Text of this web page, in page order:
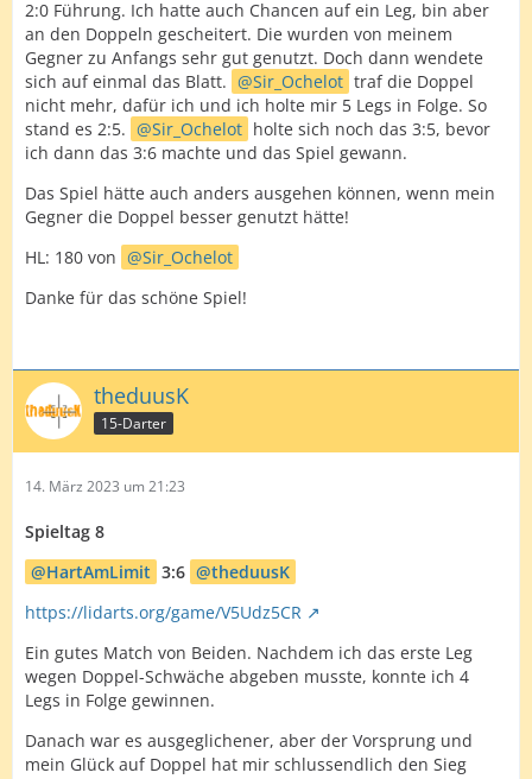
2:0 Führung. Ich hatte auch Chancen auf ein Leg, bin aber
an den Doppeln gescheitert. Die wurden von meinem
Gegner zu Anfangs sehr gut genutzt. Doch dann wendete
sich auf einmal das Blatt.
Sir_Ochelot traf die Doppel
nicht mehr, dafür ich und ich holte mir 5 Legs in Folge. So
stand es 2:5.
Sir_Ochelot holte sich noch das 3:5, bevor
ich dann das 3:6 machte und das Spiel gewann.
Das Spiel hätte auch anders ausgehen können, wenn mein
Gegner die Doppel besser genutzt hätte!
HL: 180 von
Sir_Ochelot
Danke für das schöne Spiel!
theduusK
15-Darter
14. März 2023 um 21:23
Spieltag 8
HartAmLimit 3:6
theduusK
https://lidarts.org/game/V5Udz5CR
Ein gutes Match von Beiden. Nachdem ich das erste Leg
wegen Doppel-Schwäche abgeben musste, konnte ich 4
Legs in Folge gewinnen.
Danach war es ausgeglichener, aber der Vorsprung und
mein Glück auf Doppel hat mir schlussendlich den Sieg